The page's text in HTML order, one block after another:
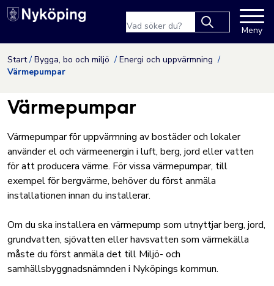
Hoppa till innehåll
Nyköpings kommuns
results.
Meny
Start Bygga, bo och miljö
Energi och uppvärmning
Värmepumpar
Värmepumpar
Värmepumpar för uppvärmning av bostäder och lokaler
använder el och värmeenergin i luft, berg, jord eller vatten
för att producera värme. För vissa värmepumpar, till
exempel för bergvärme, behöver du först anmäla
installationen innan du installerar.
Om du ska installera en värmepump som utnyttjar berg, jord,
grundvatten, sjövatten eller havsvatten som värmekälla
måste du först anmäla det till Miljö- och
samhällsbyggnadsnämnden i Nyköpings kommun.